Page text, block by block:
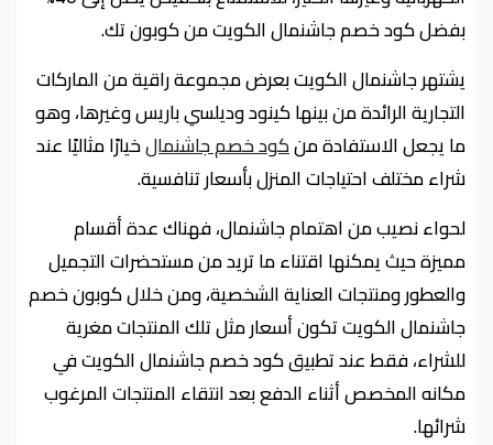
بفضل كود خصم جاشنمال الكويت من كوبون تك.
يشتهر جاشنمال الكويت بعرض مجموعة راقية من الماركات
التجارية الرائدة من بينها كينود وديلسي باريس وغيرها، وهو
ما يجعل الاستفادة منكود خصم جاشنمالخيارًا مثاليًا عند
شراء مختلف احتياجات المنزل بأسعار تنافسية.
لحواء نصيب من اهتمام جاشنمال، فهناك عدة أقسام
مميزة حيث يمكنها اقتناء ما تريد من مستحضرات التجميل
والعطور ومنتجات العناية الشخصية، ومن خلال كوبون خصم
جاشنمال الكويت تكون أسعار مثل تلك المنتجات مغرية
للشراء، فقط عند تطبيق كود خصم جاشنمال الكويت في
مكانه المخصص أثناء الدفع بعد انتقاء المنتجات المرغوب
شرائها.